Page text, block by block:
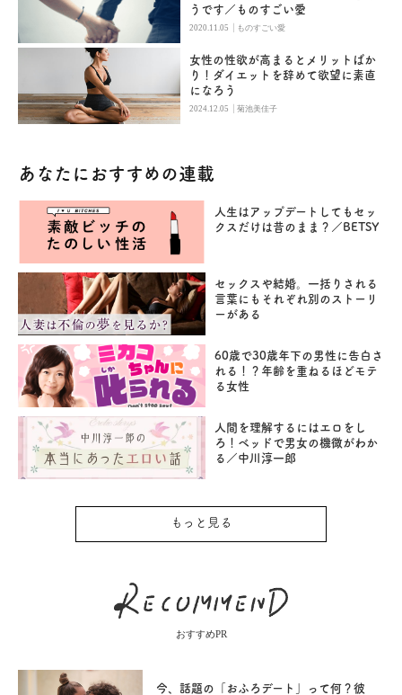
うです／ものすごい愛
2020.11.05 | ものすごい愛
女性の性欲が高まるとメリットばか
り！ダイエットを辞めて欲望に素直
になろう
2024.12.05 |菊池美佳子
あなたにおすすめの連載
人生はアップデートしてもセッ
クスだけは昔のまま？／BETSY
セックスや結婚。一括りされる
言葉にもそれぞれ別のストーリ
ーがある
60歳で30歳年下の男性に告白さ
れる！？年齢を重ねるほどモテ
る女性
人間を理解するにはエロをし
ろ！ベッドで男女の機微がわか
る／中川淳一郎
もっと見る
おすすめPR
今、話題の「おふろデート」って何？彼